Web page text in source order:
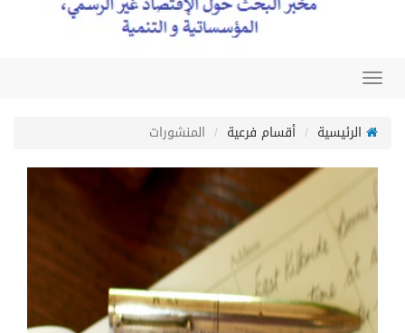
Toggle
الرئيسية
أقسام فرعية المنشورات